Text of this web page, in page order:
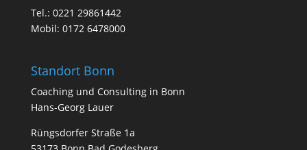
Tel.: 0221 29861442
Mobil: 0172 6478000
Standort Bonn
Coa­ching und Con­sul­ting in Bonn
Hans-Georg Lauer
Rüngsdorfer Straße 1a